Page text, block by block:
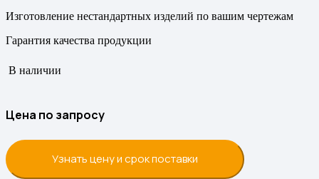
Изготовление нестандартных изделий по вашим чертежам
Гарантия качества продукции
В наличии
Цена по запросу
Узнать цену и срок поставки